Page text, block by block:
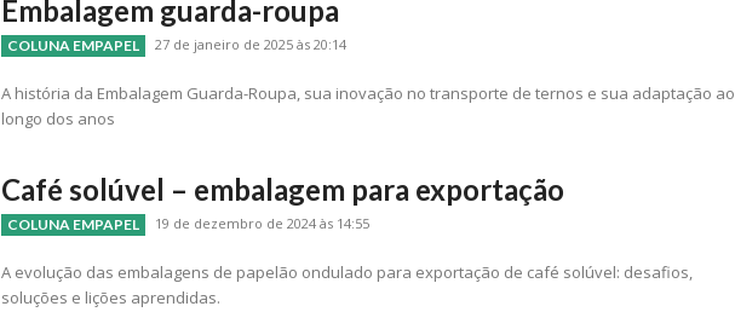
Embalagem guarda-roupa
COLUNA EMPAPEL 27 de janeiro de 2025 às 20:14
A história da Embalagem Guarda-Roupa, sua inovação no transporte de ternos e sua adaptação ao
longo dos anos
Café solúvel – embalagem para exportação
COLUNA EMPAPEL 19 de dezembro de 2024 às 14:55
A evolução das embalagens de papelão ondulado para exportação de café solúvel: desafios,
soluções e lições aprendidas.